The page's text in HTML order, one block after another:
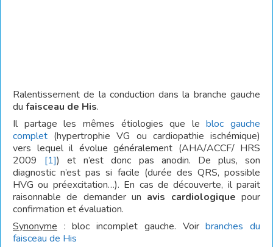
Ralentissement de la conduction dans la branche gauche
du faisceau de His.
Il partage les mêmes étiologies que lebloc gauche
complet (hypertrophie VG ou cardiopathie ischémique)
vers lequel il évolue généralement (AHA/ACCF/ HRS
2009 [1]) et n’est donc pas anodin. De plus, son
diagnostic n’est pas si facile (durée des QRS, possible
HVG ou préexcitation…). En cas de découverte, il parait
raisonnable de demander un avis cardiologique pour
confirmation et évaluation.
Synonyme : bloc incomplet gauche. Voirbranches du
faisceau de His